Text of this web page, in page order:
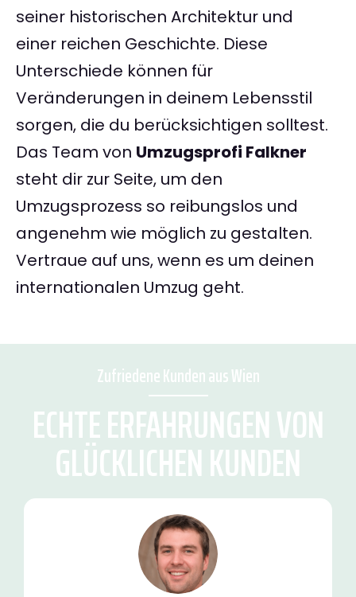
seiner historischen Architektur und
einer reichen Geschichte. Diese
Unterschiede können für
Veränderungen in deinem Lebensstil
sorgen, die du berücksichtigen solltest.
Das Team von Umzugsprofi Falkner
steht dir zur Seite, um den
Umzugsprozess so reibungslos und
angenehm wie möglich zu gestalten.
Vertraue auf uns, wenn es um deinen
internationalen Umzug geht.
Zufriedene Kunden aus Wien
ECHTE ERFAHRUNGEN VON
GLÜCKLICHEN KUNDEN